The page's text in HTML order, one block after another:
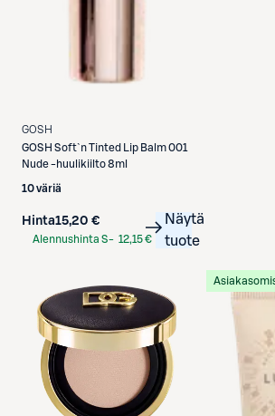
GOSH
GOSH Soft`n Tinted Lip Balm 001
Nude -huulikiilto 8ml
10 väriä
Hinta15,20 €
Alennushinta S- 12,15 €
Näytä
tuote